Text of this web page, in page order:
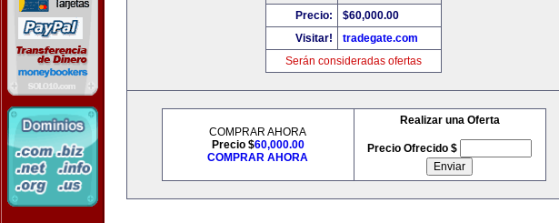
Precio:
$60,000.00
Visitar!
tradegate.com
Serán consideradas ofertas
COMPRAR AHORA
Precio $60,000.00
COMPRAR AHORA
Realizar una Oferta
Precio Ofrecido $